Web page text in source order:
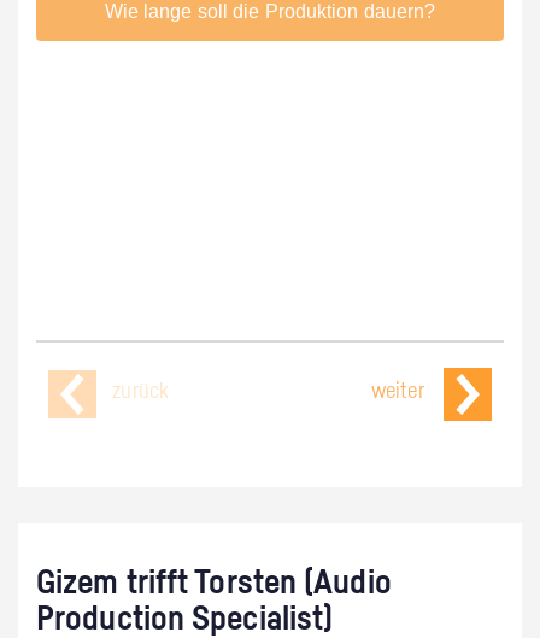
zurück weiter
Gizem trifft Torsten (Audio
Production Specialist)